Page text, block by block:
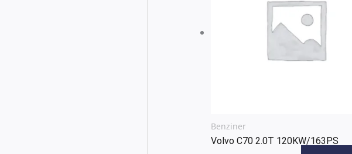
Benziner
Volvo C70 2.0T 120KW/163PS